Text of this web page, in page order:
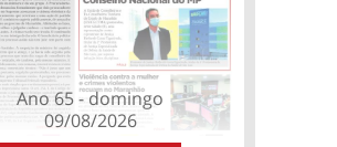
Ano 65 - domingo
09/08/2026